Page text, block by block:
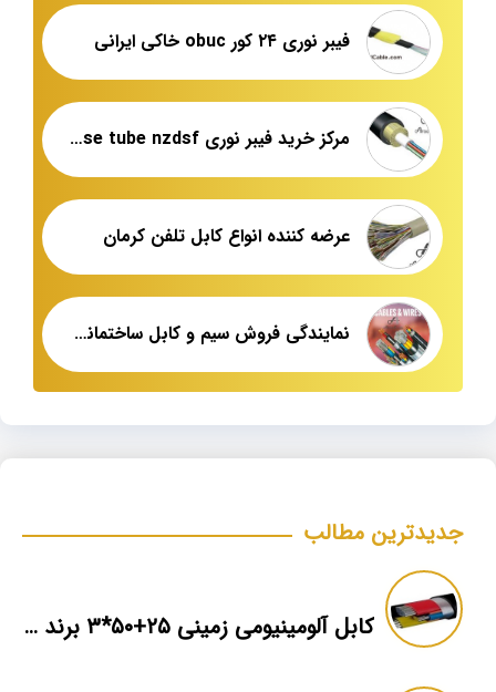
فیبر نوری ۲۴ کور obuc خاکی ایرانی
مرکز خرید فیبر نوری loose tube nzdsf
عرضه کننده انواع کابل تلفن کرمان
نمایندگی فروش سیم و کابل ساختمانی سیمیا
جدیدترین مطالب
کابل آلومینیومی زمینی ۲۵+۵۰*۳ برند ماهان